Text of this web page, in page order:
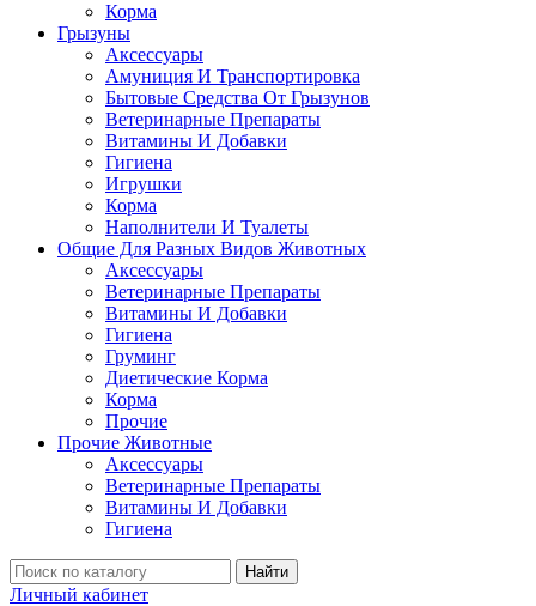
Корма
Грызуны
Аксессуары
Амуниция И Транспортировка
Бытовые Средства От Грызунов
Ветеринарные Препараты
Витамины И Добавки
Гигиена
Игрушки
Корма
Наполнители И Туалеты
Общие Для Разных Видов Животных
Аксессуары
Ветеринарные Препараты
Витамины И Добавки
Гигиена
Груминг
Диетические Корма
Корма
Прочие
Прочие Животные
Аксессуары
Ветеринарные Препараты
Витамины И Добавки
Гигиена
Найти
Личный кабинет